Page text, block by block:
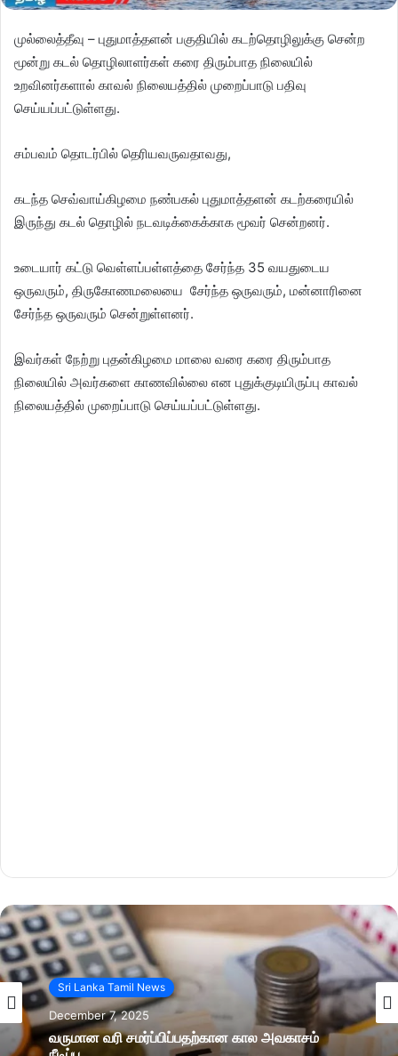
முல்லைத்தீவு – புதுமாத்தளன் பகுதியில் கடற்தொழிலுக்கு சென்ற
மூன்று கடல் தொழிலாளர்கள் கரை திரும்பாத நிலையில்
உறவினர்களால் காவல் நிலையத்தில் முறைப்பாடு பதிவு
செய்யப்பட்டுள்ளது.
சம்பவம் தொடர்பில் தெரியவருவதாவது,
கடந்த செவ்வாய்கிழமை நண்பகல் புதுமாத்தளன் கடற்கரையில்
இருந்து கடல் தொழில் நடவடிக்கைக்காக மூவர் சென்றனர்.
உடையார் கட்டு வெள்ளப்பள்ளத்தை சேர்ந்த 35 வயதுடைய
ஒருவரும், திருகோணமலையை சேர்ந்த ஒருவரும், மன்னாரினை
சேர்ந்த ஒருவரும் சென்றுள்ளனர்.
இவர்கள் நேற்று புதன்கிழமை மாலை வரை கரை திரும்பாத
நிலையில் அவர்களை காணவில்லை என புதுக்குடியிருப்பு காவல்
நிலையத்தில் முறைப்பாடு செய்யப்பட்டுள்ளது.
Sri Lanka Tamil News
December 7, 2025
வருமான வரி சமர்ப்பிப்பதற்கான கால அவகாசம்